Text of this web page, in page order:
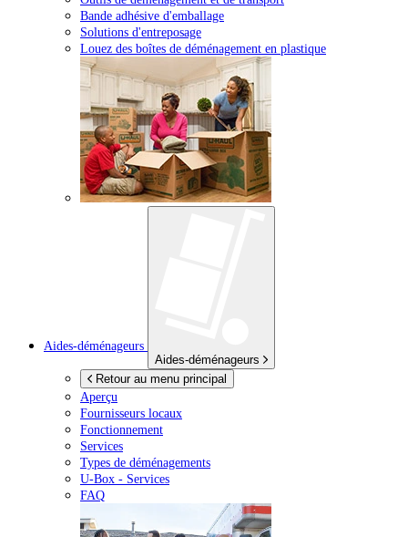
Bande adhésive d'emballage
Solutions d'entreposage
Louez des boîtes de déménagement en plastique
Aides-déménageurs
Aides-déménageurs
Retour au menu principal
Aperçu
Fournisseurs locaux
Fonctionnement
Services
Types de déménagements
U-Box - Services
FAQ